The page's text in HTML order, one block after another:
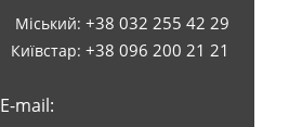
Міський: +38 032 255 42 29
Київстар: +38 096 200 21 21
E-mail: